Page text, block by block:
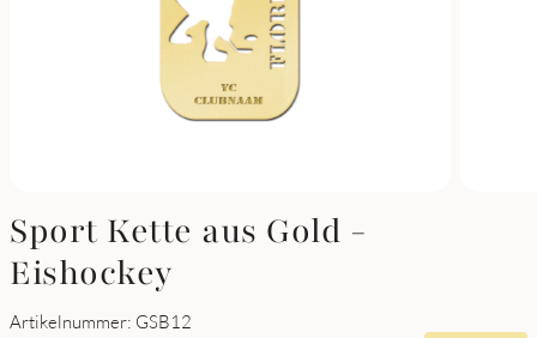
Sport Kette aus Gold -
Eishockey
Artikelnummer: GSB12